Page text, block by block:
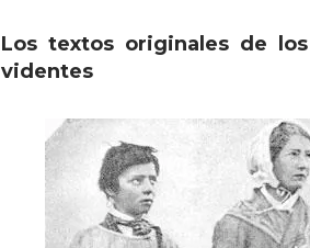
Los textos originales de
videntes